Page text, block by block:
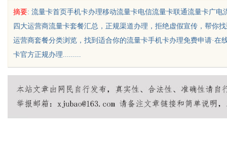
sc
摘要: 流量卡首页手机卡办理移动流量卡电信流量卡联通流量卡广
四大运营商流量卡套餐汇总，正规渠道办理，拒绝虚假宣传，帮你
运营商套餐分类浏览，找到适合你的流量卡手机卡办理免费申请·
卡官方正规办理.........
方位优质影视内容